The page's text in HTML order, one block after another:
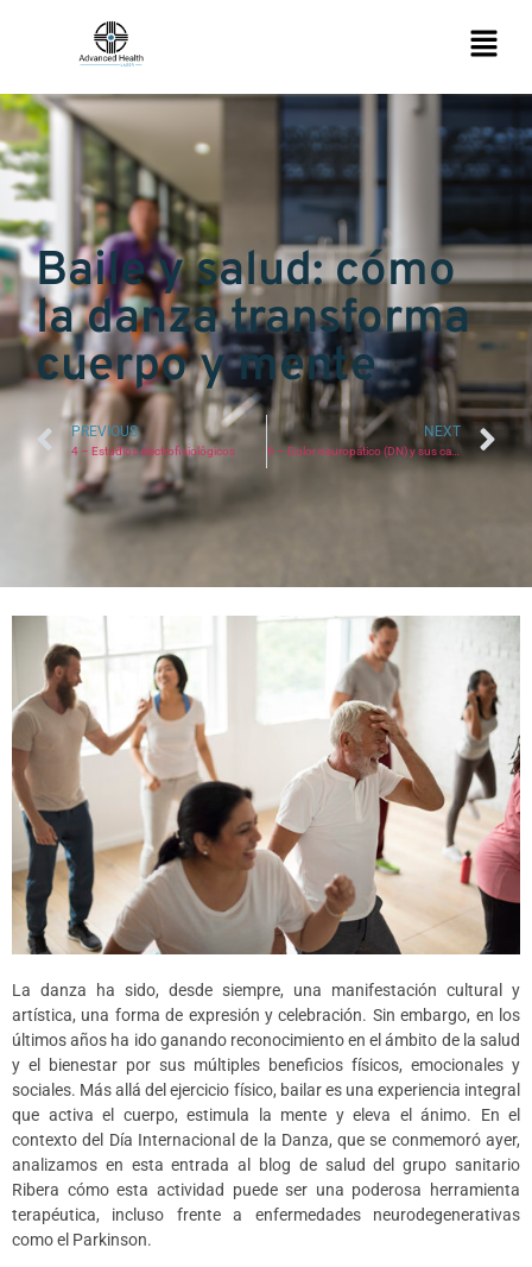
Baile y salud: cómo
la danza transforma
cuerpo y mente
PREVIOUS
4 – Estudios electrofisiológicos
NEXT
6 – Dolor neuropático (DN) y sus características
La danza ha sido, desde siempre, una manifestación cultural y
artística, una forma de expresión y celebración. Sin embargo, en los
últimos años ha ido ganando reconocimiento en el ámbito de la salud
y el bienestar por sus múltiples beneficios físicos, emocionales y
sociales. Más allá del ejercicio físico, bailar es una experiencia integral
que activa el cuerpo, estimula la mente y eleva el ánimo. En el
contexto del Día Internacional de la Danza, que se conmemoró ayer,
analizamos en esta entrada al blog de salud del grupo sanitario
Ribera cómo esta actividad puede ser una poderosa herramienta
terapéutica, incluso frente a enfermedades neurodegenerativas
como el Parkinson.